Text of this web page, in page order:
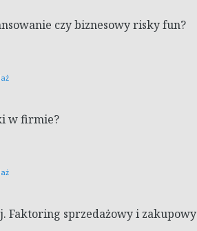
czy biznesowy risky fun?
w firmie?
Faktoring sprzedażowy i zakupowy